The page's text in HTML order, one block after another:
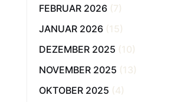
FEBRUAR 2026(7)
JANUAR 2026(15)
DEZEMBER 2025 (10)
NOVEMBER 2025 (13)
OKTOBER 2025 (4)